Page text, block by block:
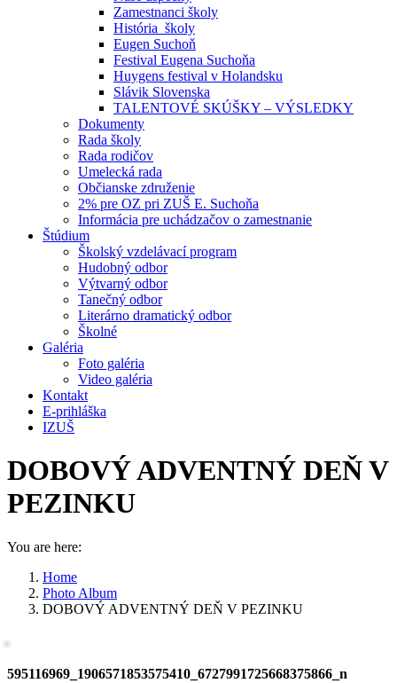
Zamestnanci školy
História školy
Eugen Suchoň
Festival Eugena Suchoňa
Huygens festival v Holandsku
Slávik Slovenska
TALENTOVÉ SKÚŠKY – VÝSLEDKY
Dokumenty
Rada školy
Rada rodičov
Umelecká rada
Občianske združenie
2% pre OZ pri ZUŠ E. Suchoňa
Informácia pre uchádzačov o zamestnanie
Štúdium
Školský vzdelávací program
Hudobný odbor
Výtvarný odbor
Tanečný odbor
Literárno dramatický odbor
Školné
Galéria
Foto galéria
Video galéria
Kontakt
E-prihláška
IZUŠ
DOBOVÝ ADVENTNÝ DEŇ V
PEZINKU
You are here:
Home
Photo Album
DOBOVÝ ADVENTNÝ DEŇ V PEZINKU
595116969_1906571853575410_6727991725668375866_n